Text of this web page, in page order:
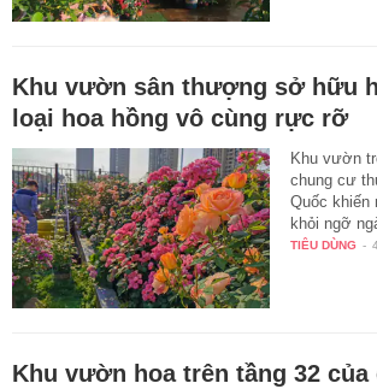
Khu vườn sân thượng sở hữu
loại hoa hồng vô cùng rực rỡ
Khu vườn
chung cư
Quốc khiến
khỏi ngỡ
TIÊU DÙNG -
Khu vườn hoa trên tầng 32 của